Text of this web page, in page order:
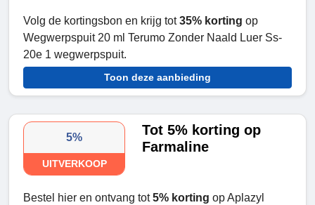
Volg de kortingsbon en krijg tot35% korting op
Wegwerpspuit 20 ml Terumo Zonder Naald Luer Ss-
20e 1 wegwerpspuit.
Toon deze aanbieding
5%
UITVERKOOP
Tot 5% korting op
Farmaline
Bestel hier en ontvang tot5% korting op Aplazyl